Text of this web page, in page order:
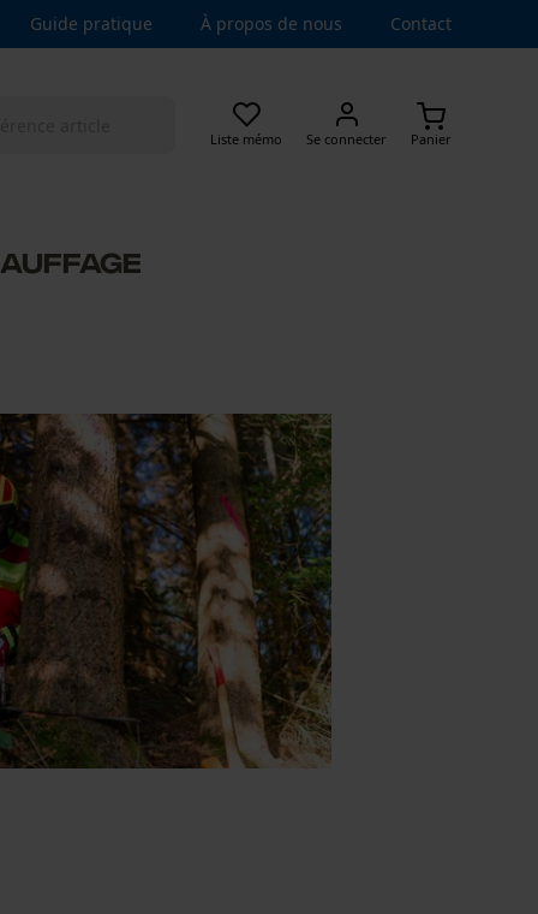
Guide pratique À propos de nous Contact
Liste mémo Se connecter Panier